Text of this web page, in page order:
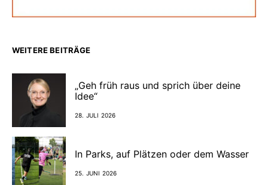
WEITERE BEITRÄGE
„Geh früh raus und sprich über deine
Idee“
28. JULI 2026
In Parks, auf Plätzen oder dem Wasser
25. JUNI 2026